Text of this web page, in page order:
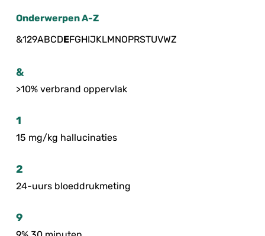
Onderwerpen A-Z
&129ABCDEFGHIJKLMNOPRSTUVWZ
&
>10% verbrand oppervlak
1
15 mg/kg hallucinaties
2
24-uurs bloeddrukmeting
9